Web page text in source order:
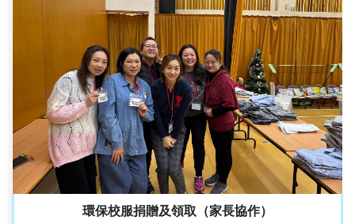
環保校服捐贈及領取（家長協作）